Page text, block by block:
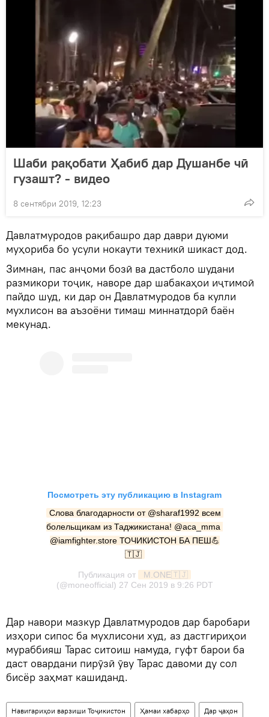
Шаби рақобати Ҳабиб дар Душанбе чӣ
гузашт? - видео
8 сентябри 2019, 12:23
Давлатмуродов рақибашро дар даври дуюми
муҳориба бо усули нокаути техникӣ шикаст дод.
Зимнан, пас анҷоми бозӣ ва дастболо шудани
размикори тоҷик, наворе дар шабакаҳои иҷтимоӣ
пайдо шуд, ки дар он Давлатмуродов ба кулли
мухлисон ва аъзоёни тимаш миннатдорӣ баён
мекунад.
Посмотреть эту публикацию в Instagram
Слова благодарности от @sharaf1992 всем
болельщикам из Таджикистана! @aca_mma
@iamfighter.store ТОЧИКИСТОН БА ПЕШ💪
🇹🇯
Публикация от
M.ONE🇹🇯
(@moneofficial) 27 Сен 2019 в 9:26 PDT
Дар навори мазкур Давлатмуродов дар баробари
изҳори сипос ба мухлисони худ, аз дастгириҳои
мураббияш Тарас ситоиш намуда, гуфт барои ба
даст овардани пирӯзӣ ӯву Тарас давоми ду сол
бисёр заҳмат кашиданд.
Навигариҳои варзиши Тоҷикистон Ҳамаи хабарҳо Дар ҷаҳон